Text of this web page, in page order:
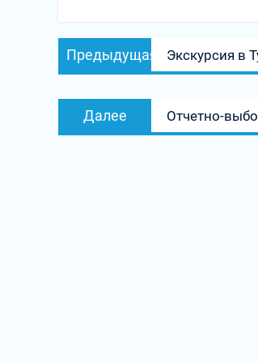
Навигация
по
Предыдущая
запись:
Экскурсия в
Далее
запись:
Отчетно-